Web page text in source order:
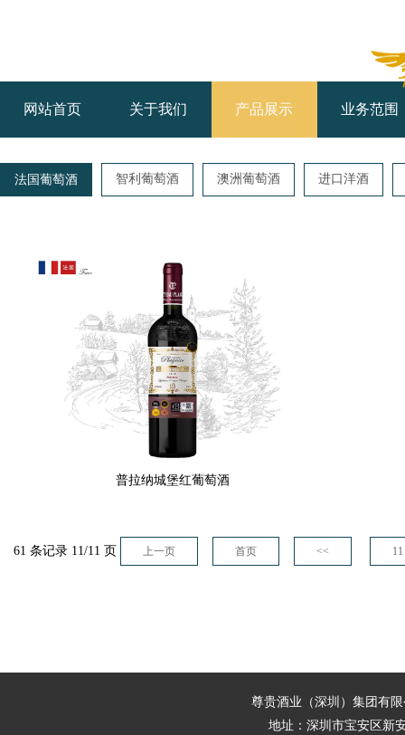
网站首页 关于我们 产品展示 业务范围
法国葡萄酒 智利葡萄酒 澳洲葡萄酒 进口洋酒
普拉纳城堡红葡萄酒
61 条记录 11/11 页 上一页 首页 << 11
尊贵酒业（深圳）集团有
地址：深圳市宝安区新